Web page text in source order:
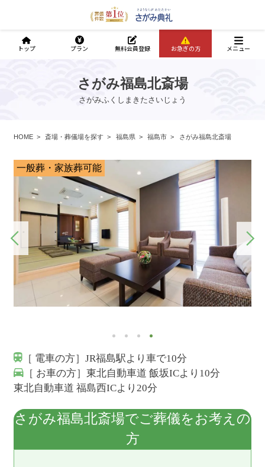
さがみ福島北斎場
さがみふくしまきたさいじょう
HOME 斎場・葬儀場を探す 福島県 福島市 さがみ福島北斎場
一般葬・家族葬可能
［ 電車の方］JR福島駅より車で10分
［ お車の方］東北自動車道 飯坂ICより10分
東北自動車道 福島西ICより20分
さがみ福島北斎場でご葬儀をお考えの
方
トップ プラン 無料会員登録 お急ぎの方 メニュー